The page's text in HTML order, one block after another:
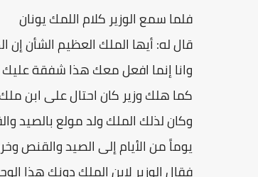
فلما سمع الوزير كلام اللمك يونان
قال له: أيها الملك العظيم الشأن إن
وانا إنما افعل معك هذا شفقة
كما هلك وزير كان احتال على ابن
وكان لذلك الملك ولد مولع بالصيد
يوماً من الأيام إلى الصيد والقنص
فقال الوزير لابن الملك دونك هذا